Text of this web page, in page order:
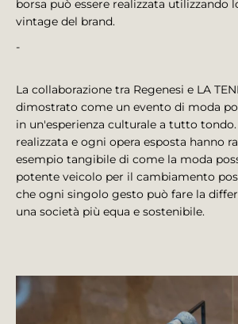
borsa può essere realizzata utilizzando
vintage del brand.
-
La collaborazione tra Regenesi e LA
dimostrato come un evento di moda
in un'esperienza culturale a tutto
realizzata e ogni opera esposta hanno
esempio tangibile di come la moda
potente veicolo per il cambiamento
che ogni singolo gesto può fare la
una società più equa e sostenibile.